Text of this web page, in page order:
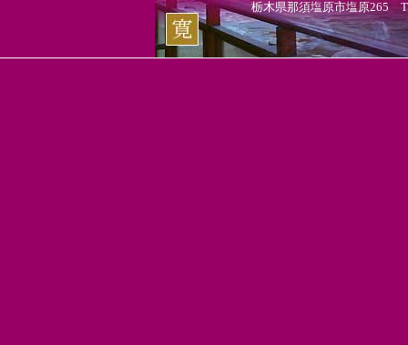
栃木県那須塩原市塩原265